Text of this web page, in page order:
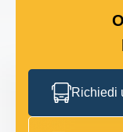
Richiedi